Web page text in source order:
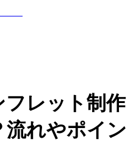
フレット制作
流れやポイン